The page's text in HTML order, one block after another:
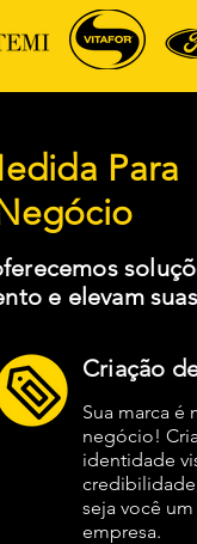
Para
e elevam
Criação
Sua marca é
negócio!
identidade
seja você
empresa.